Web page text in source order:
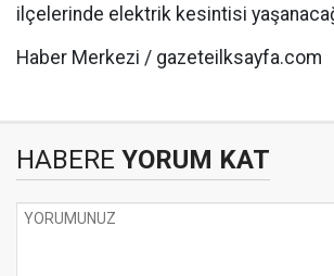
ilçelerinde elektrik kesintisi
Haber Merkezi / gazeteilksayfa.com
HABERE YORUM KAT